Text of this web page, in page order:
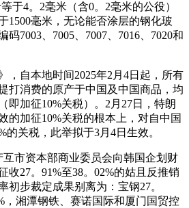
于4。2毫米（含0。2毫米的公役）
1500毫米，无论能否涂层的钢化玻
7003、7005、7007、7016、7020和
自本地时间2025年2月4日起，所有
打消费的原产于中国及中国商品，均
即加征10%关税）。2月27日，特朗
的加征10%关税的根本上，对自中国
的关税，此举拟于3月4日生效。
市资本部商业委员会向韩国企划财
收27。91%至38。02%的姑且反推销
初步裁定成果别离为：宝钢27。
，湘潭钢铁、赛诺国际和厦门国贸控